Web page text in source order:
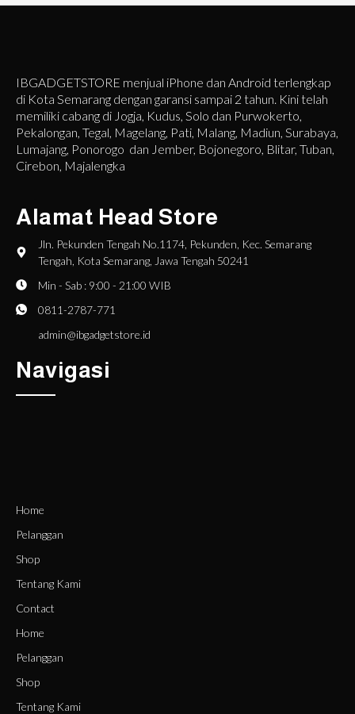
IBGADGETSTORE menjual iPhone dan Android terlengkap
di Kota Semarang dengan garansi sampai 2 tahun. Kini telah
memiliki cabang di Jogja, Kudus, Solo dan Purwokerto,
Pekalongan, Tegal, Magelang, Pati, Malang, Madiun, Surabaya,
Lumajang, Ponorogo dan Jember, Bojonegoro, Blitar, Tuban,
Cirebon, Majalengka
Alamat Head Store
Jln. Pekunden Tengah No.1174, Pekunden, Kec. Semarang
Tengah, Kota Semarang, Jawa Tengah 50241
Min - Sab : 9:00 - 21:00 WIB
0811-2787-771
admin@ibgadgetstore.id
Navigasi
Home
Pelanggan
Shop
Tentang Kami
Contact
Home
Pelanggan
Shop
Tentang Kami